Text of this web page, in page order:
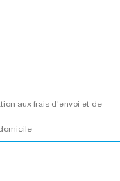
aux frais d'envoi et de